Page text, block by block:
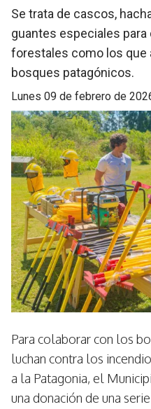
Se trata de cascos,
guantes especiales
forestales como los
bosques patagónicos.
lunes 09 de febrero de
Para colaborar con los
luchan contra los
a la Patagonia, el
una donación de una